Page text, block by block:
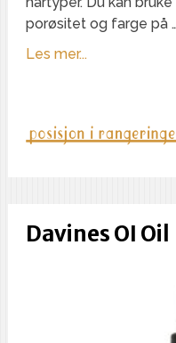
porøsitet og farge på …
Les mer...
Davines OI Oil